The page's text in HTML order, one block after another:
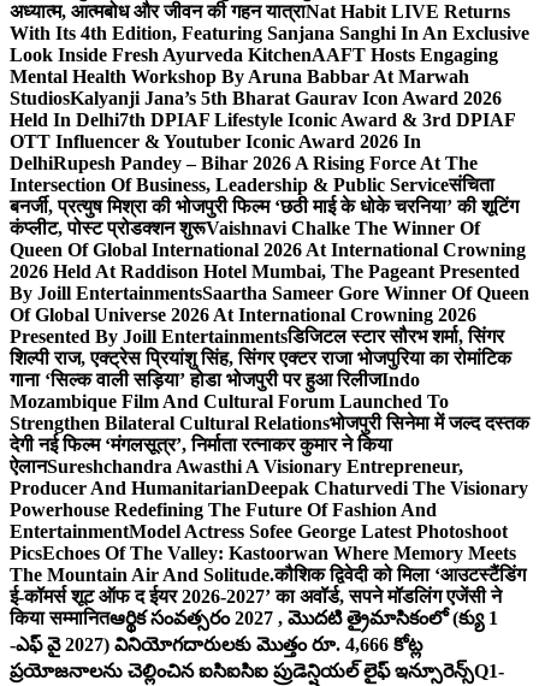
अध्यात्म, आत्मबोध और जीवन की गहन यात्राNat Habit LIVE Returns
With Its 4th Edition, Featuring Sanjana Sanghi In An Exclusive
Look Inside Fresh Ayurveda KitchenAAFT Hosts Engaging
Mental Health Workshop By Aruna Babbar At Marwah
StudiosKalyanji Jana’s 5th Bharat Gaurav Icon Award 2026
Held In Delhi7th DPIAF Lifestyle Iconic Award & 3rd DPIAF
OTT Influencer & Youtuber Iconic Award 2026 In
DelhiRupesh Pandey – Bihar 2026 A Rising Force At The
Intersection Of Business, Leadership & Public Serviceसंचिता
बनर्जी, प्रत्युष मिश्रा की भोजपुरी फिल्म ‘छठी माई के धोके चरनिया’ की शूटिंग
कंप्लीट, पोस्ट प्रोडक्शन शुरूVaishnavi Chalke The Winner Of
Queen Of Global International 2026 At International Crowning
2026 Held At Raddison Hotel Mumbai, The Pageant Presented
By Joill EntertainmentsSaartha Sameer Gore Winner Of Queen
Of Global Universe 2026 At International Crowning 2026
Presented By Joill Entertainmentsडिजिटल स्टार सौरभ शर्मा, सिंगर
शिल्पी राज, एक्ट्रेस प्रियांशु सिंह, सिंगर एक्टर राजा भोजपुरिया का रोमांटिक
गाना ‘सिल्क वाली सड़िया’ होडा भोजपुरी पर हुआ रिलीजIndo
Mozambique Film And Cultural Forum Launched To
Strengthen Bilateral Cultural Relationsभोजपुरी सिनेमा में जल्द दस्तक
देगी नई फिल्म ‘मंगलसूत्र’, निर्माता रत्नाकर कुमार ने किया
ऐलानSureshchandra Awasthi A Visionary Entrepreneur,
Producer And HumanitarianDeepak Chaturvedi The Visionary
Powerhouse Redefining The Future Of Fashion And
EntertainmentModel Actress Sofee George Latest Photoshoot
PicsEchoes Of The Valley: Kastoorwan Where Memory Meets
The Mountain Air And Solitude.कौशिक द्विवेदी को मिला ‘आउटस्टैंडिंग
ई-कॉमर्स शूट ऑफ द ईयर 2026-2027’ का अवॉर्ड, सपने मॉडलिंग एजेंसी ने
किया सम्मानितఆర్థిక సంవత్సరం 2027 , మొదటి త్రైమాసికంలో (క్యు 1
-ఎఫ్ వై 2027) వినియోగదారులకు మొత్తం రూ. 4,666 కోట్ల
ప్రయోజనాలను చెల్లించిన ఐసిఐసిఐ ప్రుడెన్షియల్ లైఫ్ ఇన్సూరెన్స్Q1-